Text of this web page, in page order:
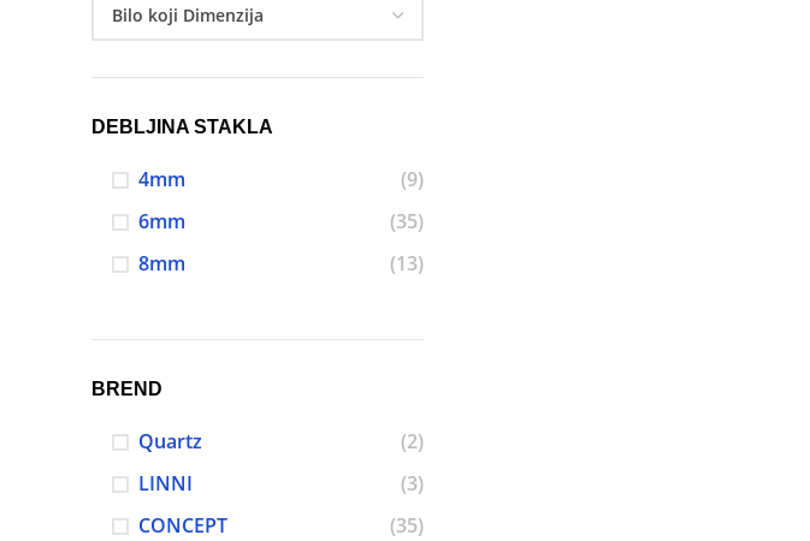
DEBLJINA STAKLA
4mm
(9)
6mm
(35)
8mm
(13)
BREND
Quartz
(2)
LINNI
(3)
CONCEPT
(35)